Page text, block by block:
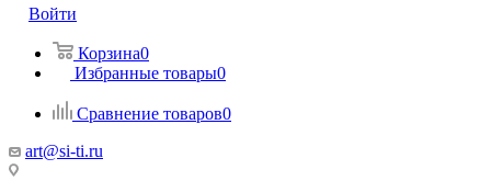
Войти
Корзина0
Избранные товары0
Сравнение товаров0
art@si-ti.ru